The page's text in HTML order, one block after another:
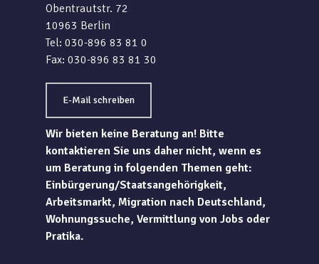
Obentrautstr. 72
10963 Berlin
Tel: 030-896 83 81 0
Fax: 030-896 83 81 30
E-Mail schreiben
Wir bieten keine Beratung an! Bitte
kontaktieren Sie uns daher nicht, wenn es
um Beratung in folgenden Themen geht:
Einbürgerung/Staatsangehörigkeit,
Arbeitsmarkt, Migration nach Deutschland,
Wohnungssuche, Vermittlung von Jobs oder
Pratika.